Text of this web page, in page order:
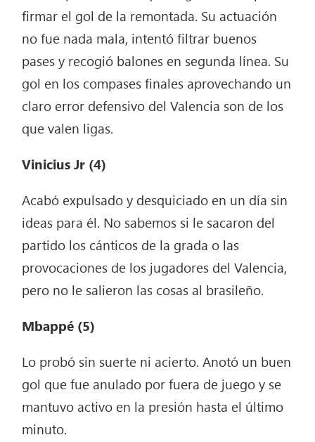
firmar el gol de la remontada. Su actuación
no fue nada mala, intentó filtrar buenos
pases y recogió balones en segunda línea. Su
gol en los compases finales aprovechando un
claro error defensivo del Valencia son de los
que valen ligas.
Vinicius Jr (4)
Acabó expulsado y desquiciado en un día sin
ideas para él. No sabemos si le sacaron del
partido los cánticos de la grada o las
provocaciones de los jugadores del Valencia,
pero no le salieron las cosas al brasileño.
Mbappé (5)
Lo probó sin suerte ni acierto. Anotó un buen
gol que fue anulado por fuera de juego y se
mantuvo activo en la presión hasta el último
minuto.